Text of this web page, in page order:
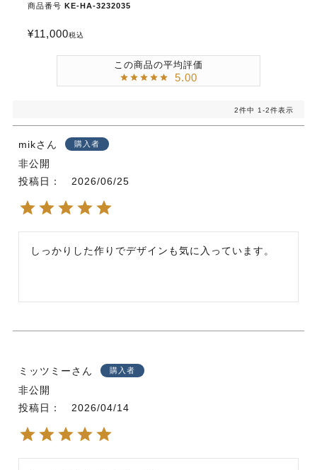
商品番号 KE-HA-3232035
¥11,000税込
5.00
2件中 1-2件表示
mik 購入者
非公開
投稿日
2026/06/25
しっかりした作りでデザインも気に入っています。
ミッツミー 購入者
非公開
投稿日
2026/04/14